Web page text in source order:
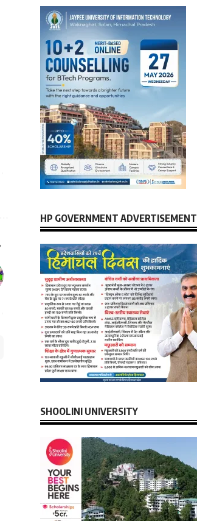
HP GOVERNMENT ADVERTISEMENT
SHOOLINI UNIVERSITY